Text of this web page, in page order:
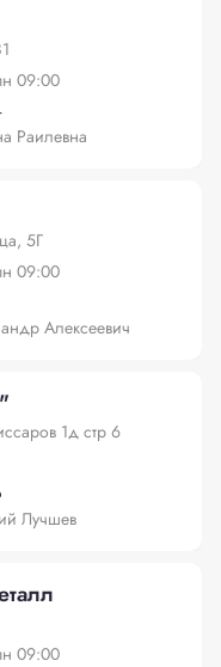
09:00
Раилевна
5Г
09:00
Алексеевич
1д стр 6
Лучшев
09:00